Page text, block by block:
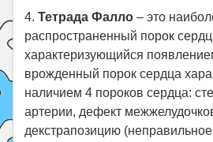
4.Тетрада Фалло – это
распространенный порок
характеризующийся
врожденный порок сердца
наличием 4 пороков сердца:
артерии, дефект
декстрапозицию